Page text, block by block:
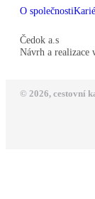
O společnosti
Čedok a.s
Návrh a realizace
© 2026, cestovní